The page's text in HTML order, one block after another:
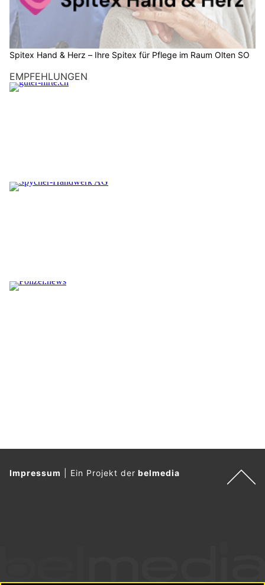
Spitex Hand & Herz – Ihre Spitex für Pflege im Raum Olten SO
EMPFEHLUNGEN
Impressum Ein Projekt derbelmedia